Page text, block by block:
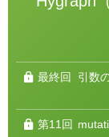
ー
最終回 引数
第11回